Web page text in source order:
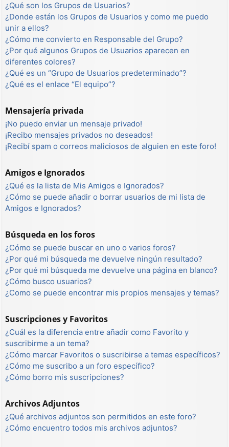
¿Qué son los Grupos de Usuarios?
¿Donde están los Grupos de Usuarios y como me puedo
unir a ellos?
¿Cómo me convierto en Responsable del Grupo?
¿Por qué algunos Grupos de Usuarios aparecen en
diferentes colores?
¿Qué es un “Grupo de Usuarios predeterminado”?
¿Qué es el enlace “El equipo”?
Mensajería privada
¡No puedo enviar un mensaje privado!
¡Recibo mensajes privados no deseados!
¡Recibí spam o correos maliciosos de alguien en este foro!
Amigos e Ignorados
¿Qué es la lista de Mis Amigos e Ignorados?
¿Cómo se puede añadir o borrar usuarios de mi lista de
Amigos e Ignorados?
Búsqueda en los foros
¿Cómo se puede buscar en uno o varios foros?
¿Por qué mi búsqueda me devuelve ningún resultado?
¿Por qué mi búsqueda me devuelve una página en blanco?
¿Cómo busco usuarios?
¿Como se puede encontrar mis propios mensajes y temas?
Suscripciones y Favoritos
¿Cuál es la diferencia entre añadir como Favorito y
suscribirme a un tema?
¿Cómo marcar Favoritos o suscribirse a temas específicos?
¿Cómo me suscribo a un foro específico?
¿Cómo borro mis suscripciones?
Archivos Adjuntos
¿Qué archivos adjuntos son permitidos en este foro?
¿Cómo encuentro todos mis archivos adjuntos?